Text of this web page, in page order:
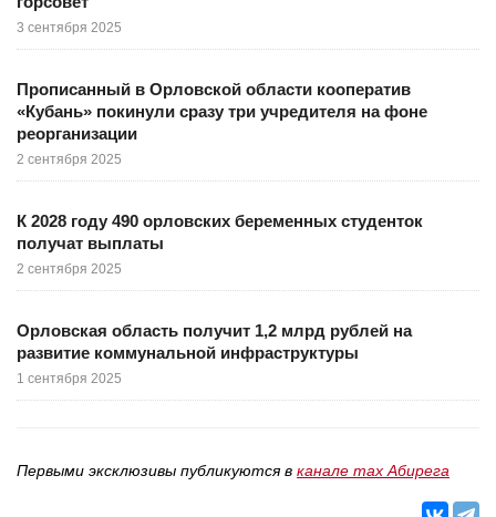
3 сентября 2025
Прописанный в Орловской области кооператив
«Кубань» покинули сразу три учредителя на фоне
реорганизации
2 сентября 2025
К 2028 году 490 орловских беременных студенток
получат выплаты
2 сентября 2025
Орловская область получит 1,2 млрд рублей на
развитие коммунальной инфраструктуры
1 сентября 2025
Первыми эксклюзивы публикуются в канале max Абирега